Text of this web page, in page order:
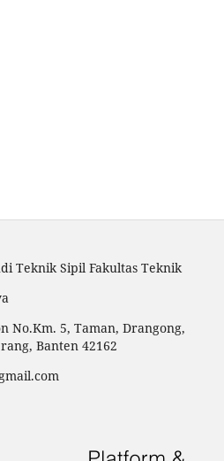
Teknik Sipil Fakultas Teknik
No.Km. 5, Taman, Drangong,
Banten 42162